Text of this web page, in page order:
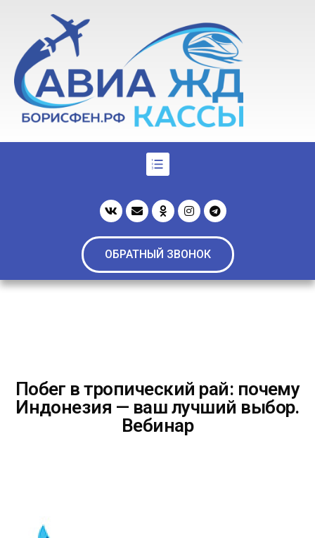
ОБРАТНЫЙ ЗВОНОК
Побег в тропический рай: почему
Индонезия — ваш лучший выбор.
Вебинар